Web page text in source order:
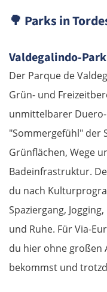
🌳 Parks in
Valdegalindo-Park
Der Parque de
Grün- und
unmittelbarer
"Sommergefühl" der
Grünflächen, Wege
Badeinfrastruktur.
du nach
Spaziergang,
und Ruhe. Für Via-
du hier ohne großen
bekommst und
Österreich
Vöcklabruck
Linz
Amstetten
St. Pölten
Wien